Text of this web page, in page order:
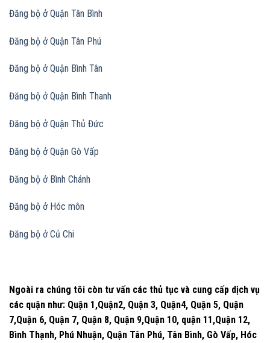
Đăng bộ ở Quận Tân Bình
Đăng bộ ở Quận Tân Phú
Đăng bộ ở Quận Bình Tân
Đăng bộ ở Quận Bình Thanh
Đăng bộ ở Quận Thủ Đức
Đăng bộ ở Quận Gò Vấp
Đăng bộ ở Bình Chánh
Đăng bộ ở Hóc môn
Đăng bộ ở Củ Chi
Ngoài ra chúng tôi còn tư vấn các thủ tục và cung cấp dịch vụ
các quận như: Quận 1,Quận2, Quận 3, Quận4, Quận 5, Quận
7,Quận 6, Quận 7, Quận 8, Quận 9,Quận 10, quận 11,Quận 12,
Bình Thạnh, Phú Nhuận, Quận Tân Phú, Tân Bình, Gò Vấp, Hóc